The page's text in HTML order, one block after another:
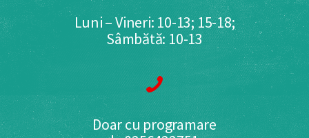
Luni – Vineri: 10-13; 15-18;
Sâmbătă: 10-13
Doar cu programare